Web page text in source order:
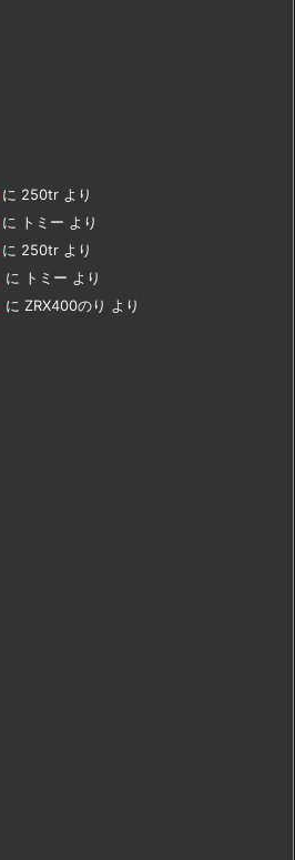
に 250tr より
に トミー より
に 250tr より
に トミー より
に ZRX400のり より